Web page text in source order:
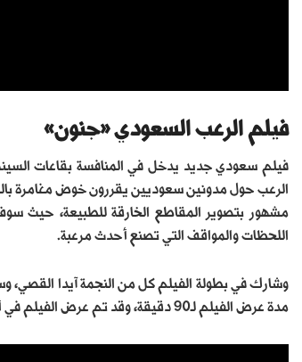
فيلم الرعب السعودي «جنون»
فيلم سعودي جديد يدخل في المنافسة بقاعات
الرعب حول مدونين سعوديين يقررون خوض مغامرة
مشهور بتصوير المقاطع الخارقة للطبيعة، حيث
اللحظات والمواقف التي تصنع أحدث مرعبة.
وشارك في بطولة الفيلم كل من النجمة آيدا القصي،
مدة عرض الفيلم لـ90 دقيقة، وقد تم عرض الفيلم في أكثر من مهرجان سينمائي في الفترة الماضية قبل أن يعرض في قاعات السينما السعودية.